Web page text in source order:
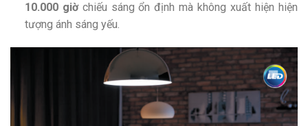
10.000 giờchiếu sáng ổn định mà không xuất hiện hiện
tượng ánh sáng yếu.